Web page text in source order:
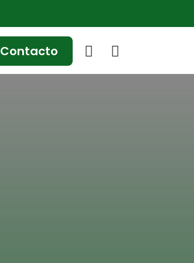
Contacto